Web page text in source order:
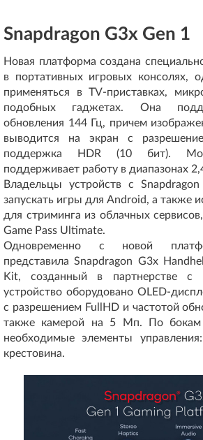
Snapdragon G3x Gen 1
Новая платформа создана
в портативных игровых консолях,
применяться в TV-приставках,
подобных гаджетах. Она
обновления 144 Гц, причем
выводится на экран с
поддержка HDR (10 бит).
поддерживает работу в диапазонах
Владельцы устройств с
запускать игры для Android, а также
для стриминга из облачных
Game Pass Ultimate.
Одновременно с новой
представила Snapdragon G3x
Kit, созданный в партнерстве с
устройство оборудовано OLED-
с разрешением FullHD и частотой
также камерой на 5 Мп. По бокам
необходимые элементы
крестовина.